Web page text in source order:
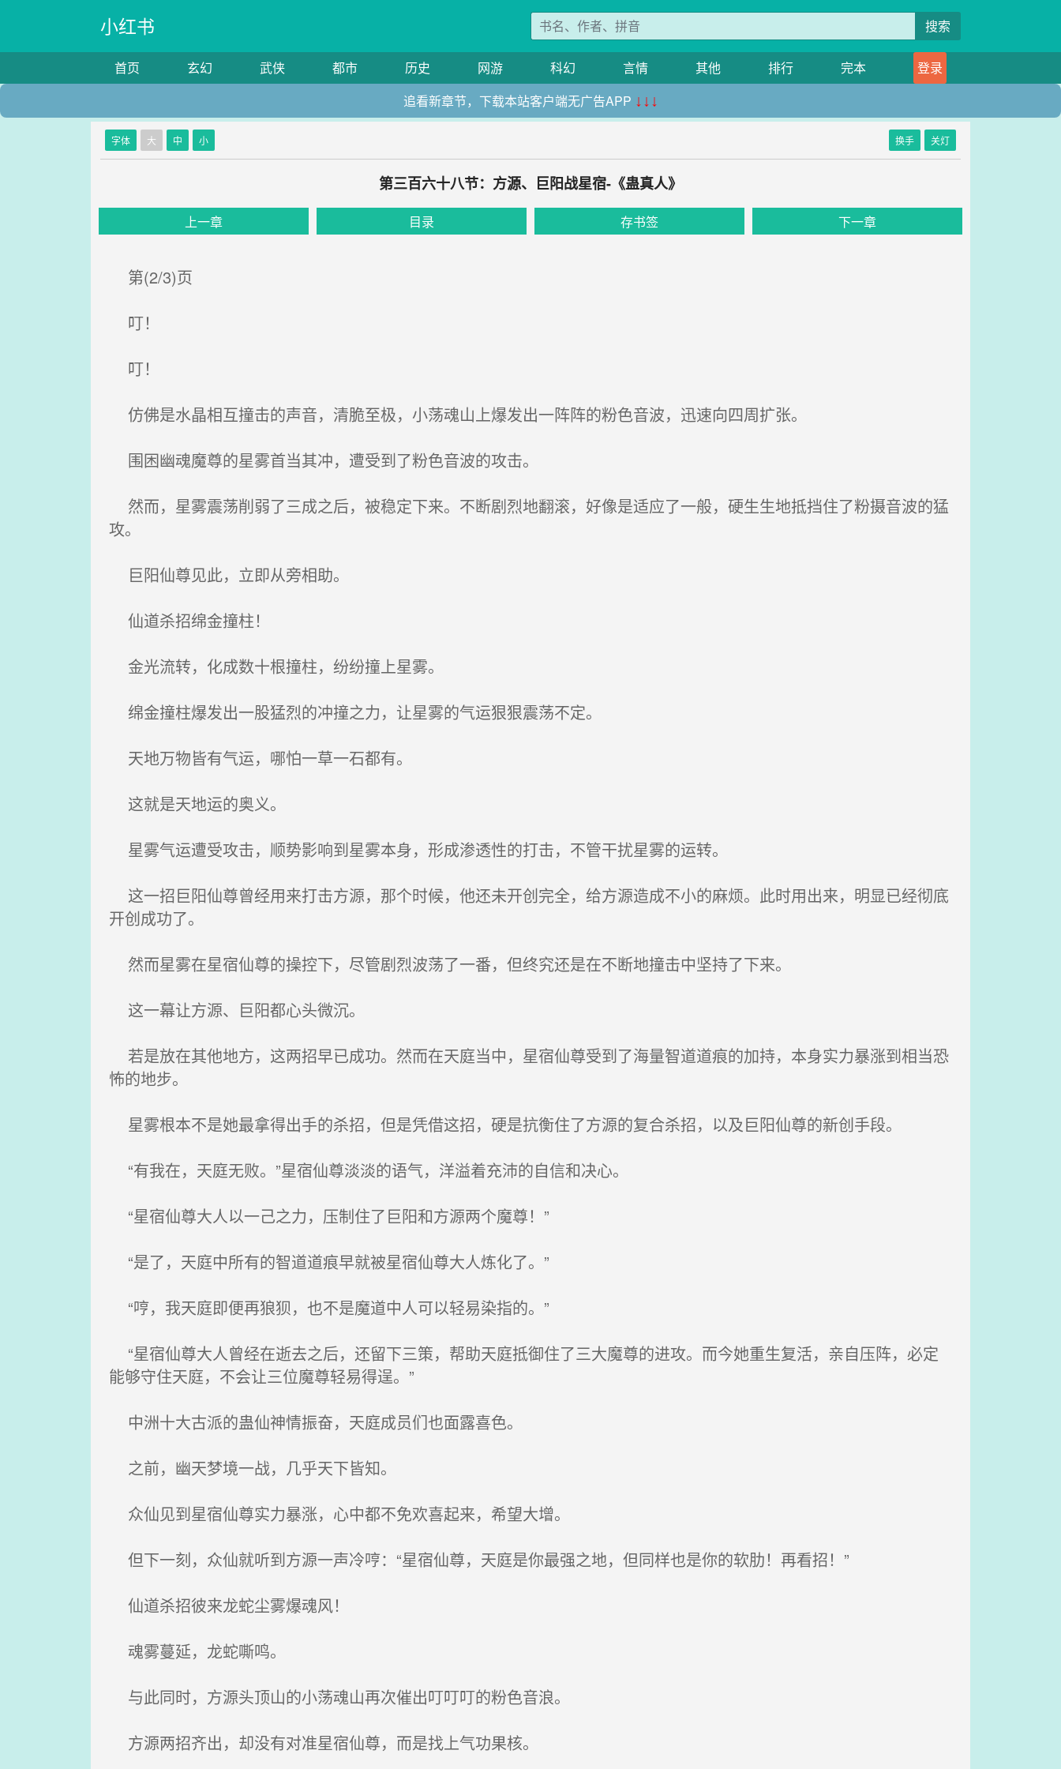
小红书 搜索
首页 玄幻 武侠 都市 历史 网游 科幻 言情 其他 排行 完本
登录
追看新章节，下载本站客户端无广告APP ↓↓↓
字体 大 中 小 换手 关灯
第三百六十八节：方源、巨阳战星宿-《蛊真人》
上一章 目录 存书签 下一章
第(2/3)页
叮！
叮！
仿佛是水晶相互撞击的声音，清脆至极，小荡魂山上爆发出一阵阵的粉色音波，迅速向四周扩张。
围困幽魂魔尊的星雾首当其冲，遭受到了粉色音波的攻击。
然而，星雾震荡削弱了三成之后，被稳定下来。不断剧烈地翻滚，好像是适应了一般，硬生生地抵挡住了粉摄音波的猛
攻。
巨阳仙尊见此，立即从旁相助。
仙道杀招绵金撞柱！
金光流转，化成数十根撞柱，纷纷撞上星雾。
绵金撞柱爆发出一股猛烈的冲撞之力，让星雾的气运狠狠震荡不定。
天地万物皆有气运，哪怕一草一石都有。
这就是天地运的奥义。
星雾气运遭受攻击，顺势影响到星雾本身，形成渗透性的打击，不管干扰星雾的运转。
这一招巨阳仙尊曾经用来打击方源，那个时候，他还未开创完全，给方源造成不小的麻烦。此时用出来，明显已经彻底
开创成功了。
然而星雾在星宿仙尊的操控下，尽管剧烈波荡了一番，但终究还是在不断地撞击中坚持了下来。
这一幕让方源、巨阳都心头微沉。
若是放在其他地方，这两招早已成功。然而在天庭当中，星宿仙尊受到了海量智道道痕的加持，本身实力暴涨到相当恐
怖的地步。
星雾根本不是她最拿得出手的杀招，但是凭借这招，硬是抗衡住了方源的复合杀招，以及巨阳仙尊的新创手段。
“有我在，天庭无败。”星宿仙尊淡淡的语气，洋溢着充沛的自信和决心。
“星宿仙尊大人以一己之力，压制住了巨阳和方源两个魔尊！”
“是了，天庭中所有的智道道痕早就被星宿仙尊大人炼化了。”
“哼，我天庭即便再狼狈，也不是魔道中人可以轻易染指的。”
“星宿仙尊大人曾经在逝去之后，还留下三策，帮助天庭抵御住了三大魔尊的进攻。而今她重生复活，亲自压阵，必定
能够守住天庭，不会让三位魔尊轻易得逞。”
中洲十大古派的蛊仙神情振奋，天庭成员们也面露喜色。
之前，幽天梦境一战，几乎天下皆知。
众仙见到星宿仙尊实力暴涨，心中都不免欢喜起来，希望大增。
但下一刻，众仙就听到方源一声冷哼：“星宿仙尊，天庭是你最强之地，但同样也是你的软肋！再看招！”
仙道杀招彼来龙蛇尘雾爆魂风！
魂雾蔓延，龙蛇嘶鸣。
与此同时，方源头顶山的小荡魂山再次催出叮叮叮的粉色音浪。
方源两招齐出，却没有对准星宿仙尊，而是找上气功果核。